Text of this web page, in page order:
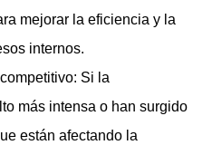
mejorar la eficiencia y la
internos.
Si la
más intensa o han surgido
están afectando la